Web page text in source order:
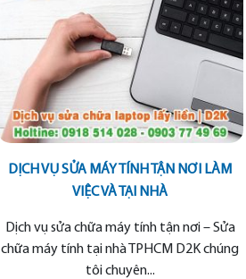
DỊCH VỤ SỬA MÁY TÍNH TẬN NƠI LÀM
VIỆC VÀ TẠI NHÀ
Dịch vụ sửa chữa máy tính tận nơi – Sửa
chữa máy tính tại nhà TPHCM D2K chúng
tôi chuyên...